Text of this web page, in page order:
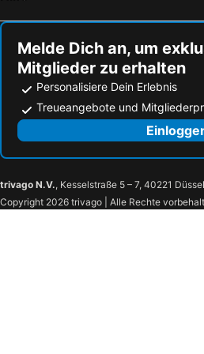
Melde Dich an, um
Mitglieder zu erhalten
Personalisiere Dein Erlebnis
Treueangebote und
trivago N.V., Kesselstraße 5 – 7, 40221
Copyright 2026 trivago | Alle Rechte